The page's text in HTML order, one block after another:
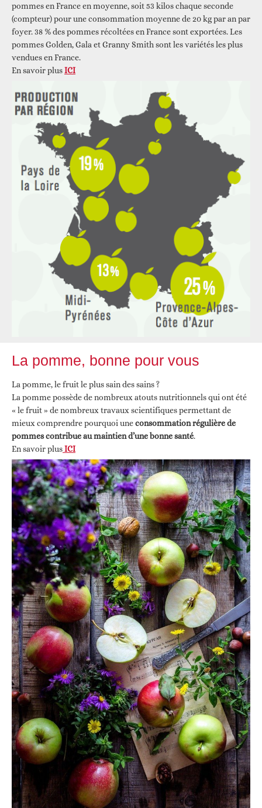
pommes en France en moyenne, soit 53 kilos chaque seconde
(compteur) pour une consommation moyenne de 20 kg par an par
foyer. 38 % des pommes récoltées en France sont exportées. Les
pommes Golden, Gala et Granny Smith sont les variétés les plus
vendues en France.
En savoir plusICI
La pomme, bonne pour vous
La pomme, le fruit le plus sain des sains ?
La pomme possède de nombreux atouts nutritionnels qui ont été
« le fruit » de nombreux travaux scientifiques permettant de
mieux comprendre pourquoi uneconsommation régulière de
pommes contribue au maintien d’une bonne santé.
En savoir plusICI